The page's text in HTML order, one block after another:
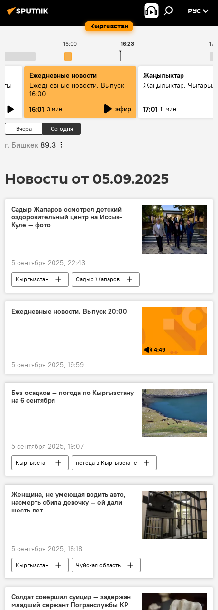
Кыргызстан
РУС
16:00 16:23
Ежедневные новости
Ежедневные новости. Выпуск
16:00
16:01 3 мин эфир
Жаңылыктар
Жаңылыктар.
17:01 11 мин
Вчера Сегодня
г. Бишкек 89.3
Новости от 05.09.2025
Садыр Жапаров осмотрел детский
оздоровительный центр на Иссык-
Куле — фото
5 сентября 2025, 22:43
Кыргызстан
Садыр Жапаров
Иссык-Куль
детский лагерь
обновление
Ежедневные новости. Выпуск 20:00
4:49
5 сентября 2025, 19:59
Без осадков — погода по Кыргызстану
на 6 сентября
5 сентября 2025, 19:07
Кыргызстан
погода в Кыргызстане
Кыргызгидромет
погода прогноз
Женщина, не умеющая водить авто,
насмерть сбила девочку — ей дали
шесть лет
5 сентября 2025, 18:18
Кыргызстан
Чуйская область
наезд
ДТП
смерть
Солдат совершил суицид — задержан
младший сержант Погранслужбы КР